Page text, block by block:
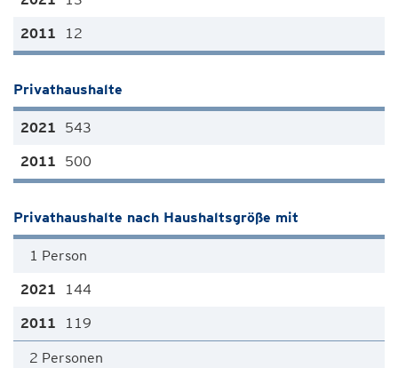
12
Privathaushalte
543
500
Privathaushalte nach Haushaltsgröße mit
1 Person
144
119
2 Personen